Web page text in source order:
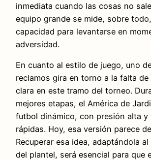
inmediata cuando las cosas no
equipo grande se mide, sobre
capacidad para levantarse en
adversidad.
En cuanto al estilo de juego, uno
reclamos gira en torno a la falta
clara en este tramo del torneo.
mejores etapas, el América de
futbol dinámico, con presión alta y
rápidas. Hoy, esa versión parece
Recuperar esa idea, adaptándola
del plantel, será esencial para que